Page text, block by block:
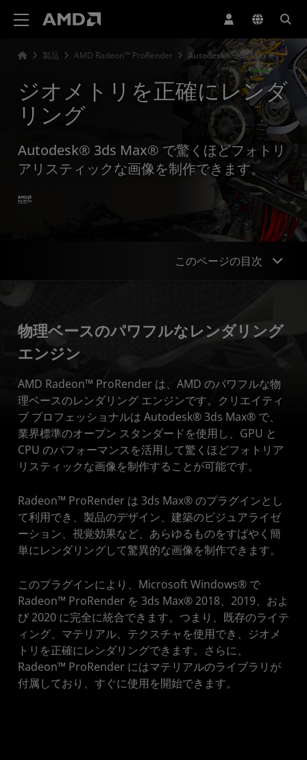
製品 AMD Radeon™ ProRender Autodesk® 3ds Max®
ジオメトリを正確にレンダ
リング
Autodesk® 3ds Max® で驚くほどフォトリ
アリスティックな画像を制作できます。
このページの目次
ダウンロード
機能の詳細
システム要件
リソース
物理ベースのパワフルなレンダリング
エンジン
AMD Radeon™ ProRender は、AMD のパワフルな物
理ベースのレンダリング エンジンです。クリエイティ
ブ プロフェッショナルは Autodesk® 3ds Max® で、
業界標準のオープン スタンダードを使用し、GPU と
CPU のパフォーマンスを活用して驚くほどフォトリア
リスティックな画像を制作することが可能です。
Radeon™ ProRender は 3ds Max® のプラグインとし
て利用でき、製品のデザイン、建築のビジュアライゼ
ーション、視覚効果など、あらゆるものをすばやく簡
単にレンダリングして驚異的な画像を制作できます。
このプラグインにより、Microsoft Windows® で
Radeon™ ProRender を 3ds Max® 2018、2019、およ
び 2020 に完全に統合できます。つまり、既存のライテ
ィング、マテリアル、テクスチャを使用でき、ジオメ
トリを正確にレンダリングできます。さらに、
Radeon™ ProRender にはマテリアルのライブラリが
付属しており、すぐに使用を開始できます。